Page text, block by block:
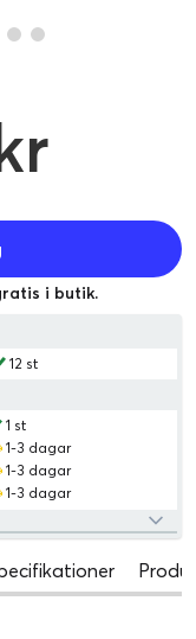
i butik.
12 st
1 st
1-3 dagar
1-3 dagar
1-3 dagar